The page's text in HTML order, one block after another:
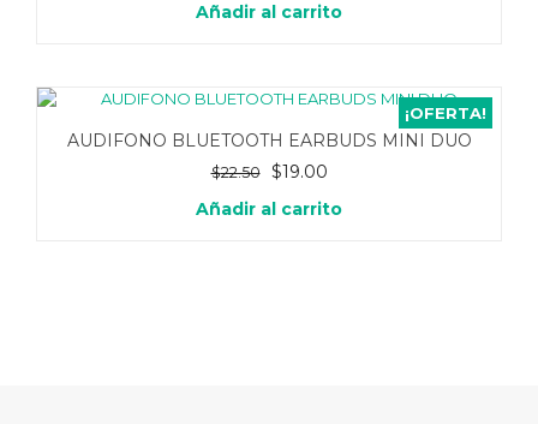
Añadir al carrito
¡OFERTA!
AUDIFONO BLUETOOTH EARBUDS MINI DUO
$22.50
El
precio
original
$19.00El
actual
Añadir al carrito